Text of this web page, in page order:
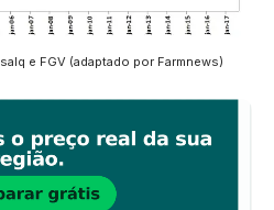
e FGV (adaptado por Farmnews)